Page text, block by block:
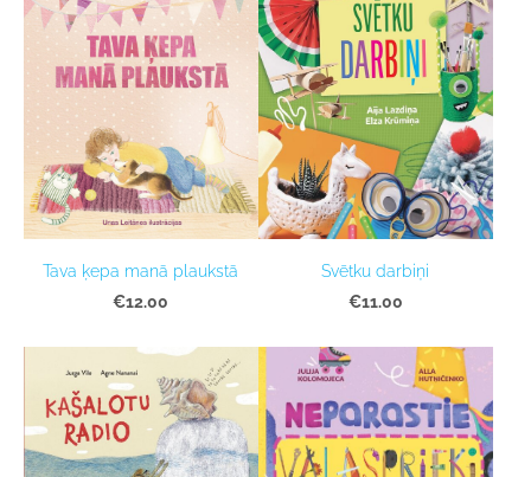
Tava ķepa manā plaukstā
€12.00
Svētku darbiņi
€11.00